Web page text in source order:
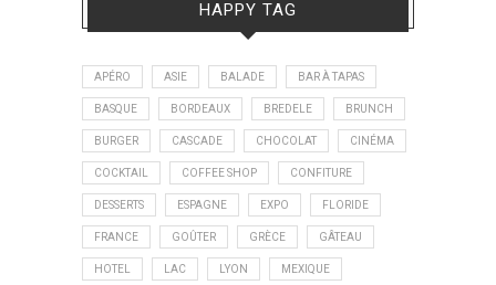
HAPPY TAG
APÉRO ASIE BALADE BAR À TAPAS
BASQUE BORDEAUX BREDELE BRUNCH
BURGER CASCADE CHOCOLAT CINÉMA
COCKTAIL COFFEE SHOP CONFITURE
DESSERTS ESPAGNE EXPO FLORIDE
FRANCE GOÛTER GRÈCE GÂTEAU
HOTEL LAC LYON MEXIQUE